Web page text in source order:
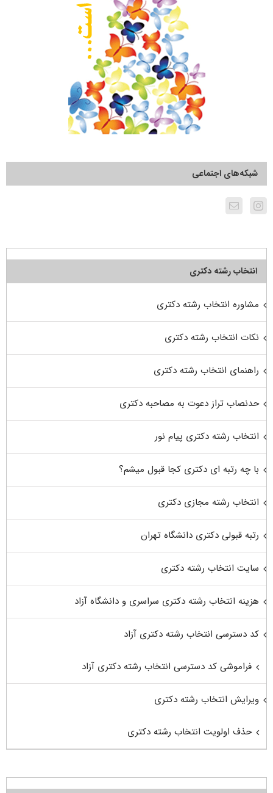
شبکه‌های اجتماعی
انتخاب رشته دکتری
مشاوره انتخاب رشته دکتری
نکات انتخاب رشته دکتری
راهنمای انتخاب رشته دکتری
حدنصاب تراز دعوت به مصاحبه دکتری
انتخاب رشته دکتری پیام نور
با چه رتبه ای دکتری کجا قبول میشم؟
انتخاب رشته مجازی دکتری
رتبه قبولی دکتری دانشگاه تهران
سایت انتخاب رشته دکتری
هزینه انتخاب رشته دکتری سراسری و دانشگاه آزاد
کد دسترسی انتخاب رشته دکتری آزاد
فراموشی کد دسترسی انتخاب رشته دکتری آزاد
ویرایش انتخاب رشته دکتری
حذف اولویت انتخاب رشته دکتری